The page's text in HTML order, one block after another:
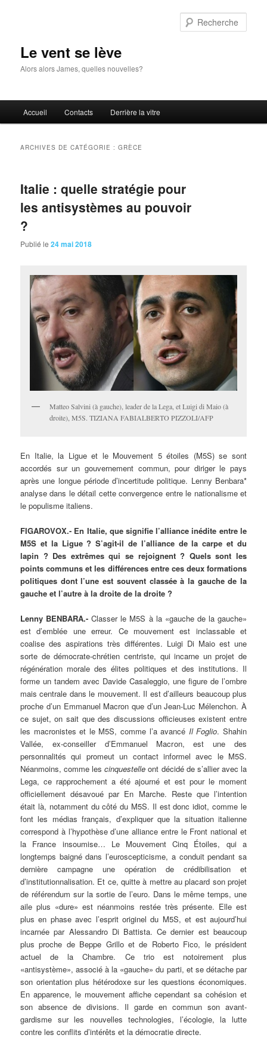
Le vent se lève
Alors alors James, quelles nouvelles?
principal
Accueil Contacts Derrière la vitre
ARCHIVES DE CATÉGORIE :GRÈCE
Italie : quelle stratégie pour
les antisystèmes au pouvoir
?
Publié le24 mai 2018
Matteo Salvini (à gauche), leader de la Lega, et Luigi di Maio (à
droite), M5S. TIZIANA FABIALBERTO PIZZOLI/AFP
En Italie, la Ligue et le Mouvement 5 étoiles (M5S) se sont
accordés sur un gouvernement commun, pour diriger le pays
après une longue période d’incertitude politique. Lenny Benbara*
analyse dans le détail cette convergence entre le nationalisme et
le populisme italiens.
FIGAROVOX.- En Italie, que signifie l’alliance inédite entre le
M5S et la Ligue ? S’agit-il de l’alliance de la carpe et du
lapin ? Des extrêmes qui se rejoignent ? Quels sont les
points communs et les différences entre ces deux formations
politiques dont l’une est souvent classée à la gauche de la
gauche et l’autre à la droite de la droite ?
Lenny BENBARA.-Classer le M5S à la «gauche de la gauche»
est d’emblée une erreur. Ce mouvement est inclassable et
coalise des aspirations très différentes. Luigi Di Maio est une
sorte de démocrate-chrétien centriste, qui incarne un projet de
régénération morale des élites politiques et des institutions. Il
forme un tandem avec Davide Casaleggio, une figure de l’ombre
mais centrale dans le mouvement. Il est d’ailleurs beaucoup plus
proche d’un Emmanuel Macron que d’un Jean-Luc Mélenchon. À
ce sujet, on sait que des discussions officieuses existent entre
les macronistes et le M5S, comme l’a avancé Il Foglio. Shahin
Vallée, ex-conseiller d’Emmanuel Macron, est une des
personnalités qui promeut un contact informel avec le M5S.
Néanmoins, comme lescinquestelle ont décidé de s’allier avec la
Lega, ce rapprochement a été ajourné et est pour le moment
officiellement désavoué par En Marche. Reste que l’intention
était là, notamment du côté du M5S. Il est donc idiot, comme le
font les médias français, d’expliquer que la situation italienne
correspond à l’hypothèse d’une alliance entre le Front national et
la France insoumise… Le Mouvement Cinq Étoiles, qui a
longtemps baigné dans l’euroscepticisme, a conduit pendant sa
dernière campagne une opération de crédibilisation et
d’institutionnalisation. Et ce, quitte à mettre au placard son projet
de référendum sur la sortie de l’euro. Dans le même temps, une
aile plus «dure» est néanmoins restée très présente. Elle est
plus en phase avec l’esprit originel du M5S, et est aujourd’hui
incarnée par Alessandro Di Battista. Ce dernier est beaucoup
plus proche de Beppe Grillo et de Roberto Fico, le président
actuel de la Chambre. Ce trio est notoirement plus
«antisystème», associé à la «gauche» du parti, et se détache par
son orientation plus hétérodoxe sur les questions économiques.
En apparence, le mouvement affiche cependant sa cohésion et
son absence de divisions. Il garde en commun son avant-
gardisme sur les nouvelles technologies, l’écologie, la lutte
contre les conflits d’intérêts et la démocratie directe.